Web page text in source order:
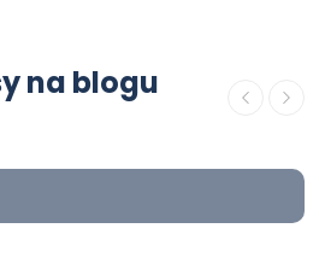
na blogu
z wpisem